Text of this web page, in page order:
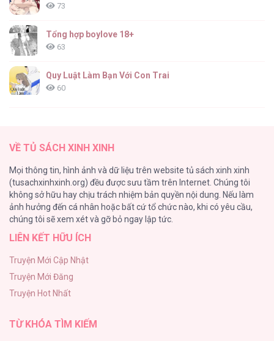
Chap 68
Chap 67
Búp Măng Hư Và Đối Tác Hoàn Hảo [...] –
Chap 66
73
Tổng hợp boylove 18+
63
Quy Luật Làm Bạn Với Con Trai
60
50
Tuyển Tập Manhwa Ngắn Bạo Dăm
44
CẨN THẬN TRĂNG TRÒN THÁNG 3 ĐẤY
Con Tim Rung Động
41
VỀ TỦ SÁCH XINH XINH
Mọi thông tin, hình ảnh và dữ liệu trên website tủ sách xinh xinh
(tusachxinhxinh.org) đều được sưu tầm trên Internet. Chúng tôi
không sở hữu hay chịu trách nhiệm bản quyền nội dung. Nếu làm
ảnh hưởng đến cá nhân hoặc bất cứ tổ chức nào, khi có yêu cầu,
chúng tôi sẽ xem xét và gỡ bỏ ngay lập tức.
LIÊN KẾT HỮU ÍCH
Truyện Mới Cập Nhật
Truyện Mới Đăng
Truyện Hot Nhất
TỪ KHÓA TÌM KIẾM